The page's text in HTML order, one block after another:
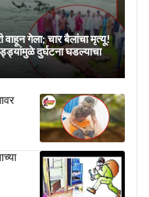
वाहून गेला; चार बैलांचा मृत्यू!
दुर्घटना घडल्याचा